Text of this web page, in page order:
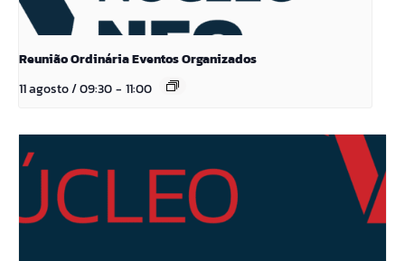
Reunião Ordinária Eventos Organizados
11 agosto / 09:30- 11:00